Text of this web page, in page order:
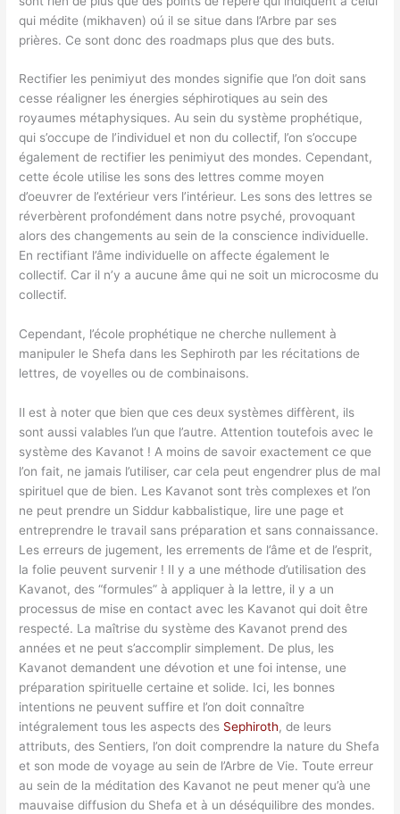
qui médite (mikhaven) oú il se situe dans l’Arbre par ses
prières. Ce sont donc des roadmaps plus que des buts.
Rectifier les penimiyut des mondes signifie que l’on doit sans
cesse réaligner les énergies séphirotiques au sein des
royaumes métaphysiques. Au sein du système prophétique,
qui s’occupe de l’individuel et non du collectif, l’on s’occupe
également de rectifier les penimiyut des mondes. Cependant,
cette école utilise les sons des lettres comme moyen
d’oeuvrer de l’extérieur vers l’intérieur. Les sons des lettres se
réverbèrent profondément dans notre psyché, provoquant
alors des changements au sein de la conscience individuelle.
En rectifiant l’âme individuelle on affecte également le
collectif. Car il n’y a aucune âme qui ne soit un microcosme du
collectif.
Cependant, l’école prophétique ne cherche nullement à
manipuler le Shefa dans les Sephiroth par les récitations de
lettres, de voyelles ou de combinaisons.
Il est à noter que bien que ces deux systèmes diffèrent, ils
sont aussi valables l’un que l’autre. Attention toutefois avec le
système des Kavanot ! A moins de savoir exactement ce que
l’on fait, ne jamais l’utiliser, car cela peut engendrer plus de mal
spirituel que de bien. Les Kavanot sont très complexes et l’on
ne peut prendre un Siddur kabbalistique, lire une page et
entreprendre le travail sans préparation et sans connaissance.
Les erreurs de jugement, les errements de l’âme et de l’esprit,
la folie peuvent survenir ! Il y a une méthode d’utilisation des
Kavanot, des “formules” à appliquer à la lettre, il y a un
processus de mise en contact avec les Kavanot qui doit être
respecté. La maîtrise du système des Kavanot prend des
années et ne peut s’accomplir simplement. De plus, les
Kavanot demandent une dévotion et une foi intense, une
préparation spirituelle certaine et solide. Ici, les bonnes
intentions ne peuvent suffire et l’on doit connaître
intégralement tous les aspects des Sephiroth, de leurs
attributs, des Sentiers, l’on doit comprendre la nature du Shefa
et son mode de voyage au sein de l’Arbre de Vie. Toute erreur
au sein de la méditation des Kavanot ne peut mener qu’à une
mauvaise diffusion du Shefa et à un déséquilibre des mondes.